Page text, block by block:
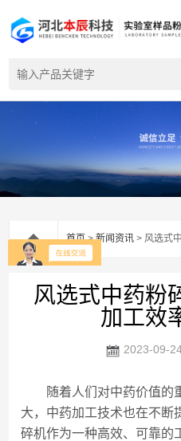
首页>新闻资讯 > 风选式
风选式中药粉
加工效
2023-09-
随着人们对中药价值的
大，中药加工技术也在不断
碎机作为一种高效、可靠的